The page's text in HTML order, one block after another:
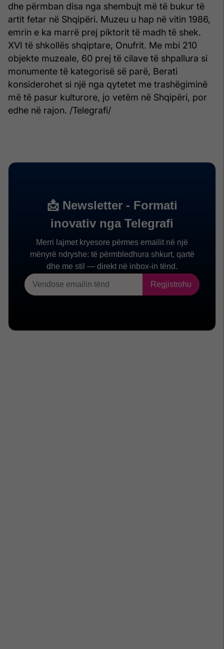
dhe përmban disa nga shembujt më të bukur të
artit fetar në Shqipëri. Muzeu u hap në vitin 1986,
emrin e ka marrë prej piktorit të madh të shek.
XVI të shkollës shqiptare, Onufrit. Me mbi 210
objekte muzeale, 60 prej të cilave të shpallura si
monumente të kategorisë së parë, Berati
konsiderohet si një nga qytetet me trashëgiminë
më të pasur kulturore, jo vetëm në Shqipëri, por
edhe në rajon. /Telegrafi/